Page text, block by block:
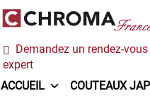
Aller
à
la
navigation
Aller
au
contenu
Demandez un rendez-vous
expert
ACCUEIL COUTEAUX